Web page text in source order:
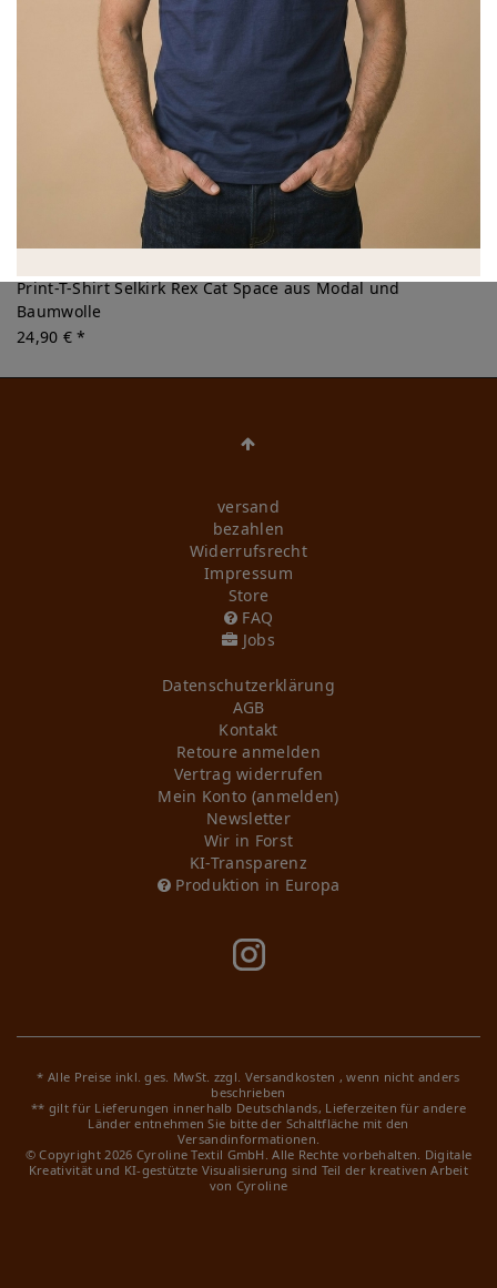
Print-T-Shirt Selkirk Rex Cat Space aus Modal und
Baumwolle
24,90 € *
versand
bezahlen
Widerrufs­recht
Impressum
Store
FAQ
Jobs
Daten­schutz­erklärung
AGB
Kontakt
Retoure anmelden
Vertrag widerrufen
Mein Konto (anmelden)
Newsletter
Wir in Forst
KI-Transparenz
Produktion in Europa
* Alle Preise inkl. ges. MwSt. zzgl. Versandkosten , wenn nicht anders
beschrieben
** gilt für Lieferungen innerhalb Deutschlands, Lieferzeiten für andere
Länder entnehmen Sie bitte der Schaltfläche mit den
Versandinformationen.
© Copyright 2026 Cyroline Textil GmbH. Alle Rechte vorbehalten. Digitale
Kreativität und KI-gestützte Visualisierung sind Teil der kreativen Arbeit
von Cyroline